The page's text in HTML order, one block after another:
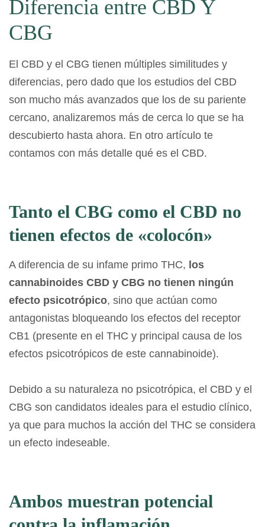
Diferencia entre CBD Y
CBG
El CBD y el CBG tienen múltiples similitudes y
diferencias, pero dado que los estudios del CBD
son mucho más avanzados que los de su pariente
cercano, analizaremos más de cerca lo que se ha
descubierto hasta ahora. En otro artículo te
contamos con más detalle qué es el CBD.
Tanto el CBG como el CBD no
tienen efectos de «colocón»
A diferencia de su infame primo THC, los
cannabinoides CBD y CBG no tienen ningún
efecto psicotrópico, sino que actúan como
antagonistas bloqueando los efectos del receptor
CB1 (presente en el THC y principal causa de los
efectos psicotrópicos de este cannabinoide).
Debido a su naturaleza no psicotrópica, el CBD y el
CBG son candidatos ideales para el estudio clínico,
ya que para muchos la acción del THC se considera
un efecto indeseable.
Ambos muestran potencial